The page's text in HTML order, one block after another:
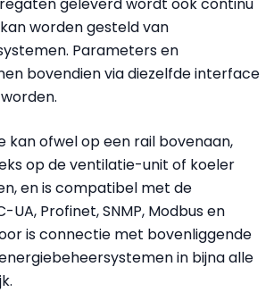
worden gesteld van
Parameters en
bovendien via diezelfde interface
kan ofwel op een rail bovenaan,
op de ventilatie-unit of koeler
en is compatibel met de
UA, Profinet, SNMP, Modbus en
is connectie met bovenliggende
in bijna alle